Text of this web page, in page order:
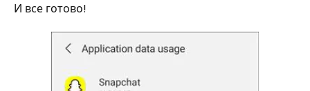
И все готово!